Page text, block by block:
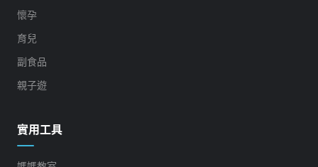
懷孕
育兒
副食品
親子遊
實用工具